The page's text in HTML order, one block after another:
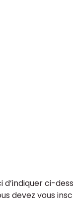
ci-
devez vous